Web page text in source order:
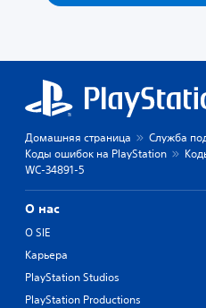
Домашняя страница
Служба
Коды ошибок на PlayStation
WC-34891-5
О нас
О SIE
Карьера
PlayStation Studios
PlayStation Productions